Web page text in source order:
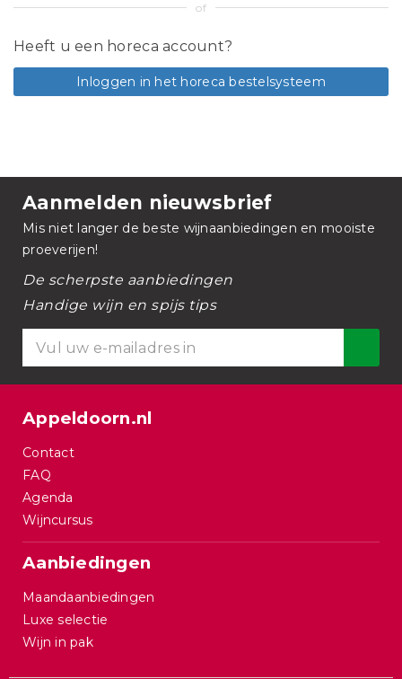
of
Heeft u een horeca account?
Inloggen in het horeca bestelsysteem
Aanmelden nieuwsbrief
Mis niet langer de beste wijnaanbiedingen en mooiste
proeverijen!
De scherpste aanbiedingen
Handige wijn en spijs tips
Appeldoorn.nl
Contact
FAQ
Agenda
Wijncursus
Aanbiedingen
Maandaanbiedingen
Luxe selectie
Wijn in pak